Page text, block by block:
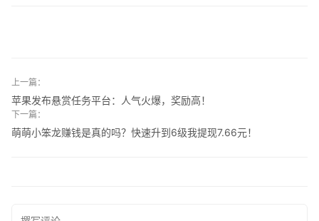
上一篇：
苹果发布悬赏任务平台：人气火爆，奖励高！
下一篇：
萌萌小笨龙赚钱是真的吗？快速升到6级我提现7.66元！